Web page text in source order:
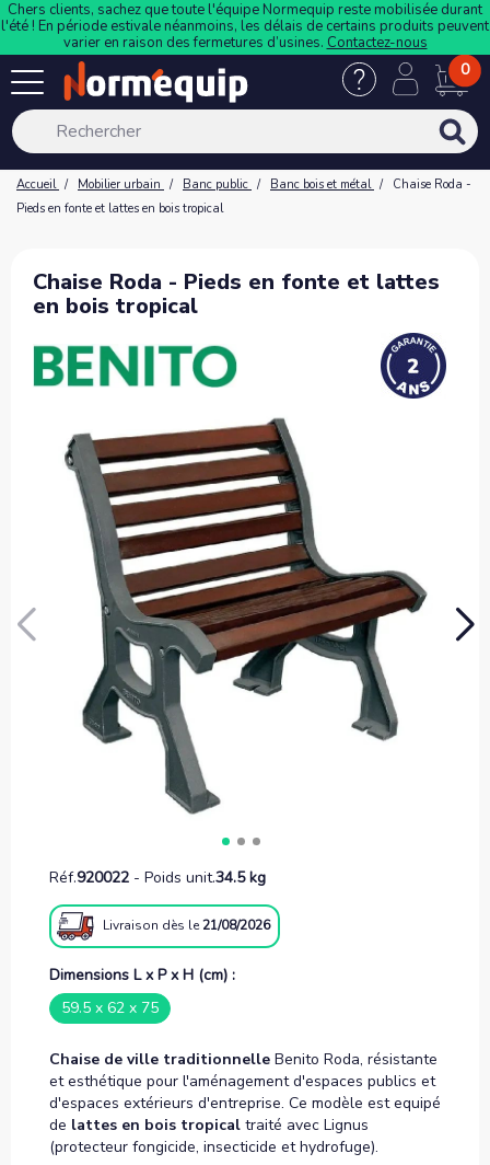
Chers clients, sachez que toute l'équipe Normequip reste mobilisée durant
l'été ! En période estivale néanmoins, les délais de certains produits peuvent
varier en raison des fermetures d’usines. Contactez-nous
0
Accueil Mobilier urbain Banc public Banc bois et métal
Chaise Roda -
Pieds en fonte et lattes en bois tropical
Chaise Roda - Pieds en fonte et lattes
en bois tropical
Réf.920022 - Poids unit.34.5 kg
Livraison dès le21/08/2026
Dimensions L x P x H (cm) :
59.5 x 62 x 75
Chaise de ville traditionnelle Benito Roda, résistante
et esthétique pour l'aménagement d'espaces publics et
d'espaces extérieurs d'entreprise. Ce modèle est equipé
de lattes en bois tropical traité avec Lignus
(protecteur fongicide, insecticide et hydrofuge).